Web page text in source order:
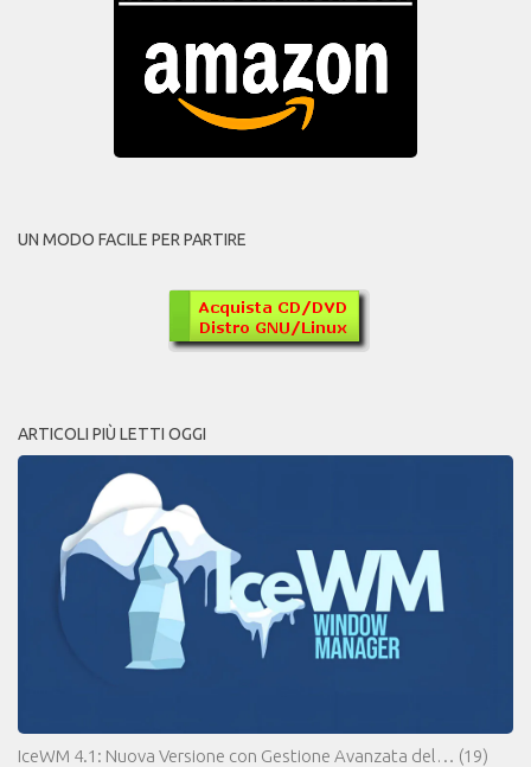
UN MODO FACILE PER PARTIRE
ARTICOLI PIÙ LETTI OGGI
IceWM 4.1: Nuova Versione con Gestione Avanzata del… (19)